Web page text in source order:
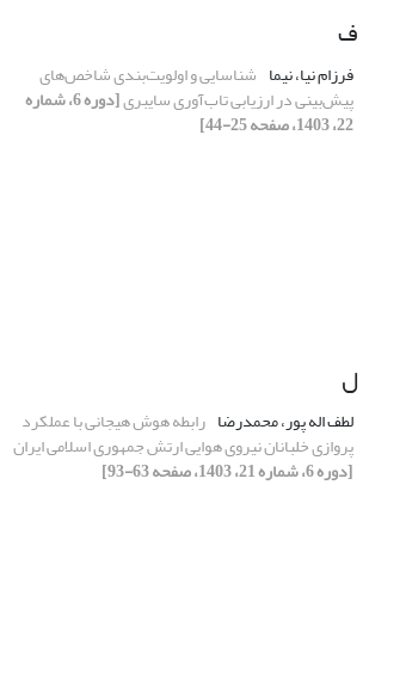
ف
فرزام نیا، نیما شناسایی و اولویت‌بندی شاخص‌های
پیش‌بینی در ارزیابی تاب‌آوری سایبری [دوره 6، شماره
22، 1403، صفحه 25-44]
ل
لطف اله پور، محمدرضا رابطه هوش هیجانی با عملکرد
پروازی خلبانان نیروی هوایی ارتش جمهوری اسلامی ایران
[دوره 6، شماره 21، 1403، صفحه 63-93]